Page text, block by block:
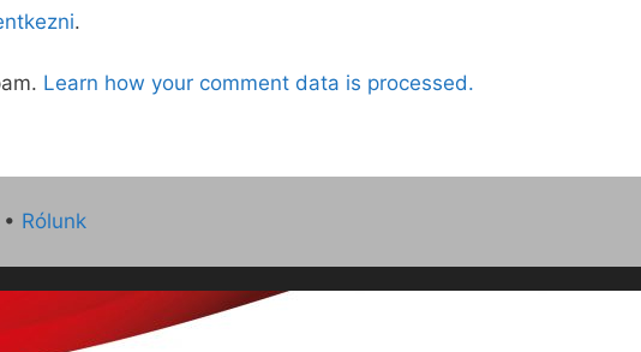
.
Learn how your comment data is processed.
• Rólunk